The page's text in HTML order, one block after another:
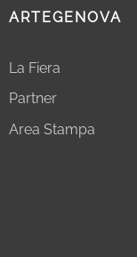
ARTEGENOVA
La Fiera
Partner
Area Stampa